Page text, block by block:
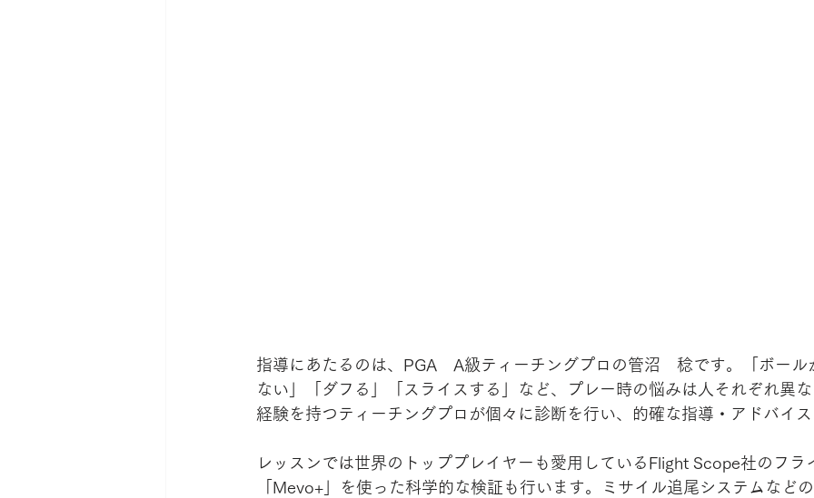
指導にあたるのは、PGA　A級ティーチングプロの管沼　稔です。「ボール
ない」「ダフる」「スライスする」など、プレー時の悩みは人それぞれ異
経験を持つティーチングプロが個々に診断を行い、的確な指導・アドバイス
レッスンでは世界のトッププレイヤーも愛用しているFlight Scope社のフラ
「Mevo+」を使った科学的な検証も行います。ミサイル追尾システムなど